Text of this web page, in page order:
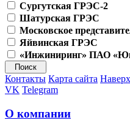
Сургутская ГРЭС-2
Шатурская ГРЭС
Московское
Яйвинская ГРЭС
«Инжиниринг» ПАО
Контакты Карта сайта Наверх
VK Telegram
О компании